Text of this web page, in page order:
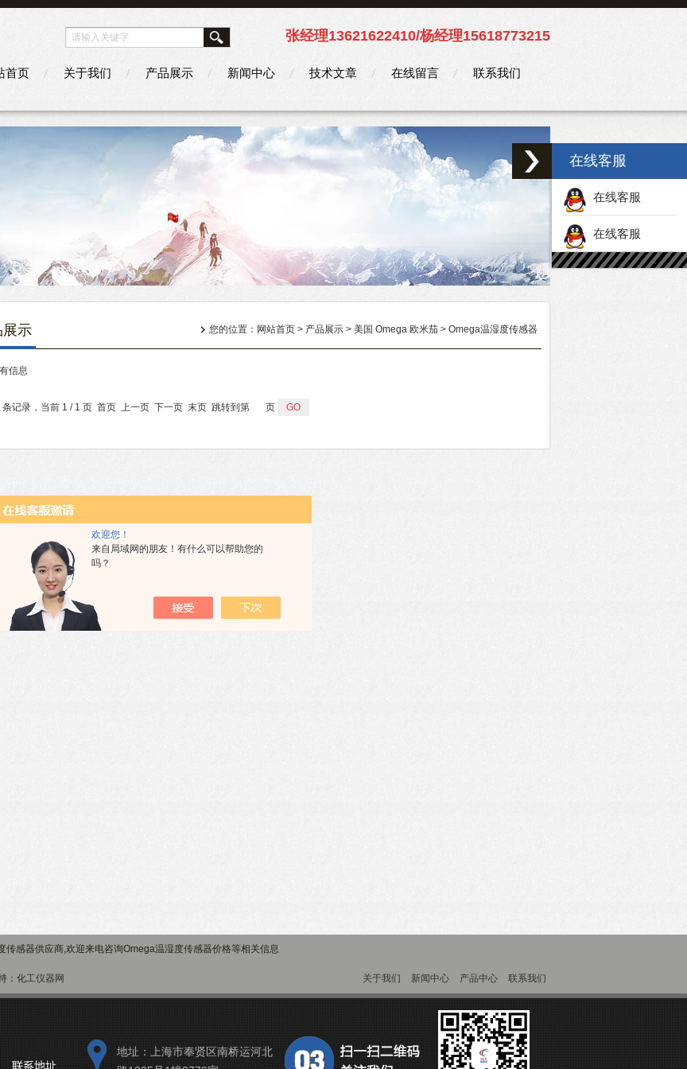
欢迎您！
来自局域网的朋友！有什么可以帮助您的
吗？
张经理13621622410/杨经理15618773215
首页 关于我们 产品展示 新闻中心 技术文章 在线留言 联系我们
展示 您的位置： 网站首页 > 产品展示 > 美国 Omega 欧米茄 > Omega温湿度传感器
信息
条记录，当前 1 / 1 页 首页 上一页 下一页 末页 跳转到第 页
感器供应商,欢迎来电咨询Omega温湿度传感器价格等相关信息
： 化工仪器网 关于我们 新闻中心 产品中心 联系我们
地址：上海市奉贤区南桥运河北
在线客服
在线客服
在线客服